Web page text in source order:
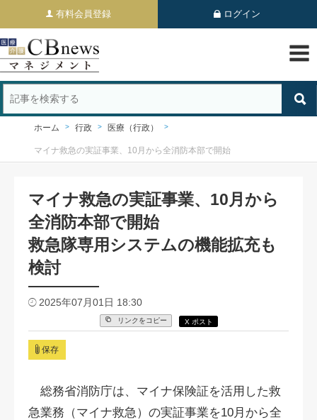
有料会員登録 ログイン
ホーム 行政 医療（行政）
マイナ救急の実証事業、10月から全消防本部で開始
マイナ救急の実証事業、10月から
全消防本部で開始
救急隊専用システムの機能拡充も
検討
2025年07月01日 18:30
リンクをコピー X ポスト
保存
総務省消防庁は、マイナ保険証を活用した救
急業務（マイナ救急）の実証事業を10月から全